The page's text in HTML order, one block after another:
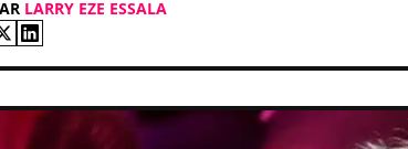
LARRY EZE ESSALA